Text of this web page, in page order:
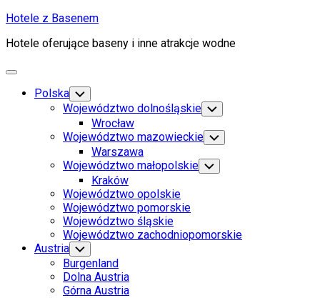
Skip
content
Hotele z Basenem
Hotele oferujące baseny i inne atrakcje wodne
Expand
Polska Toggle
Child
Menu
Województwo dolnośląskie Toggle
Child
Menu
Wrocław
Województwo mazowieckie Toggle
Child
Menu
Warszawa
Województwo małopolskie Toggle
Child
Kraków
Województwo opolskie
Województwo pomorskie
Województwo śląskie
Województwo zachodniopomorskie
Austria Toggle
Child
Menu
Burgenland
Dolna Austria
Górna Austria